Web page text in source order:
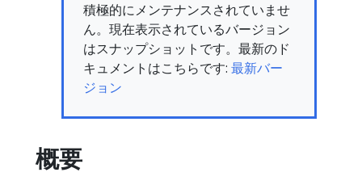
積極的にメンテナンスされていませ
ん。現在表示されているバージョン
はスナップショットです。最新のド
キュメントはこちらです: 最新バー
ジョン
概要